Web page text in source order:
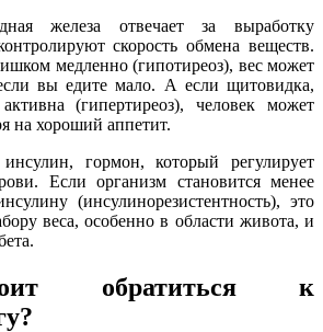
железа отвечает за выработку
скорость обмена веществ.
медленно (гипотиреоз), вес может
вы едите мало. А если щитовидка,
(гипертиреоз), человек может
на хороший аппетит.
гормон, который регулирует
Если организм становится менее
(инсулинорезистентность), это
веса, особенно в области живота, и
обратиться к